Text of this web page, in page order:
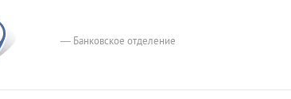
— Банковское отделение